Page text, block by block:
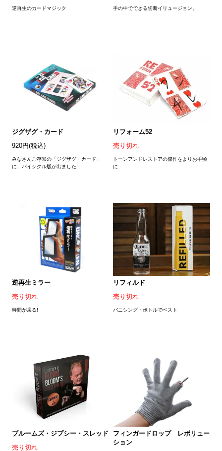
逆再生のカードマジック 手の中でできる切断イリュージョン。
ジグザグ・カード
920円(税込)
みなさんご存知の「ジグザグ・カード」
に、バイシクル版が出ました!
リフォーム52
売り切れ
トーンアンドレストアの傑作をよりお手頃
に
逆再生ミラー
売り切れ
時間が戻る!
リフィルド
売り切れ
バニシング・ボトルでベスト
ブルームズ・ジプシー・スレッド
売り切れ
フィンガードロップ レボリュー
ション